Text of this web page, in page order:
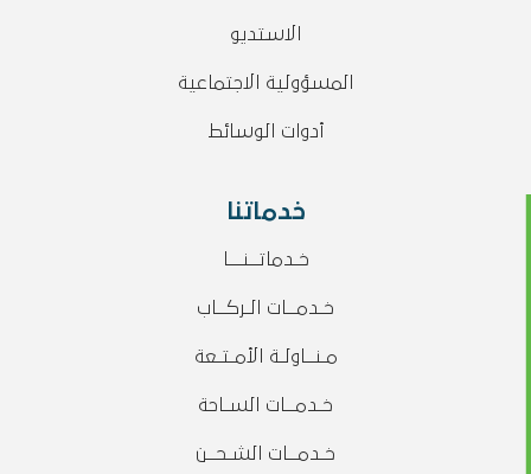
الاستديو
المسؤولية الاجتماعية
أدوات الوسائط
خدماتنا
خـدماتــنـــا
خـدمــات الـركــاب
مـنــاولـة الأمـتـعة
خـدمــات السـاحة
خـدمــات الشـحــن